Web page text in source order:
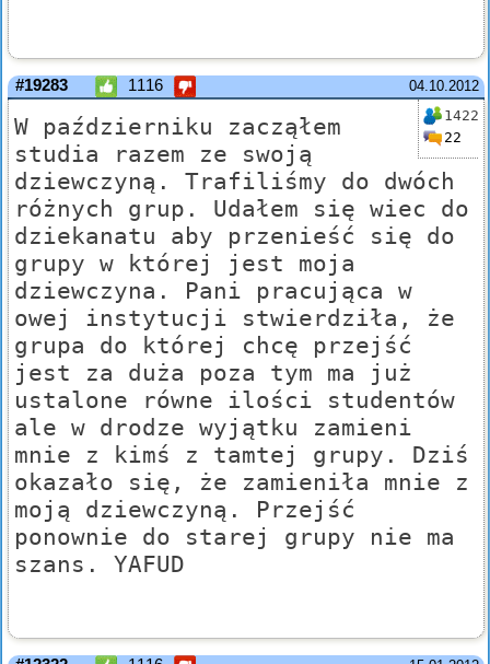
04.10.2012
#19283 1116
1422
22
W październiku zacząłem
studia razem ze swoją
dziewczyną. Trafiliśmy do dwóch
różnych grup. Udałem się wiec do
dziekanatu aby przenieść się do
grupy w której jest moja
dziewczyna. Pani pracująca w
owej instytucji stwierdziła, że
grupa do której chcę przejść
jest za duża poza tym ma już
ustalone równe ilości studentów
ale w drodze wyjątku zamieni
mnie z kimś z tamtej grupy. Dziś
okazało się, że zamieniła mnie z
moją dziewczyną. Przejść
ponownie do starej grupy nie ma
szans. YAFUD